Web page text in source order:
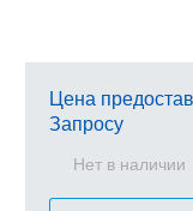
Цена
Запросу
Нет в наличии